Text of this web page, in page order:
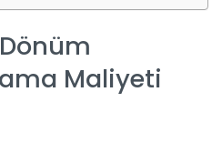
Dönüm
Maliyeti